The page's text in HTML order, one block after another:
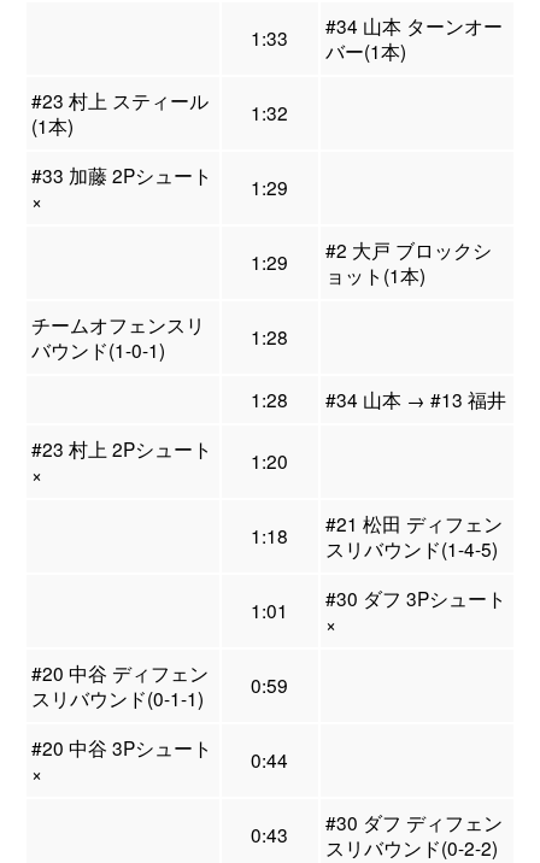
1:33
#34 山本 ターンオー
バー(1本)
#23 村上 スティール
(1本)
1:32
#33 加藤 2Pシュート
×
1:29
1:29
#2 大戸 ブロックシ
ョット(1本)
チームオフェンスリ
バウンド(1-0-1)
1:28
1:28
#34 山本 → #13 福井
#23 村上 2Pシュート
×
1:20
1:18
#21 松田 ディフェン
スリバウンド(1-4-5)
1:01
#30 ダフ 3Pシュート
×
#20 中谷 ディフェン
スリバウンド(0-1-1)
0:59
#20 中谷 3Pシュート
×
0:44
0:43
#30 ダフ ディフェン
スリバウンド(0-2-2)